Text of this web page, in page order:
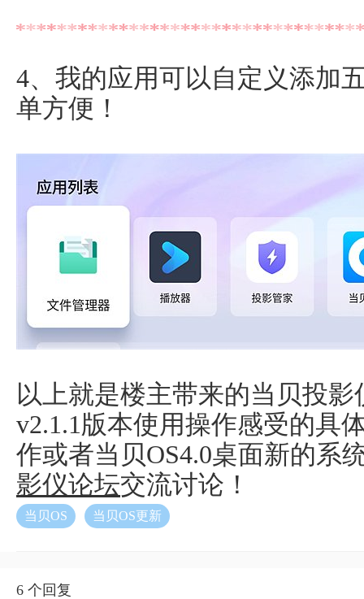
4、我的应用可以自定义添加
单方便！
以上就是楼主带来的当贝投影
v2.1.1版本使用操作感受的具
作或者当贝OS4.0桌面新的系
影仪论坛交流讨论！
当贝OS 当贝OS更新
6 个回复